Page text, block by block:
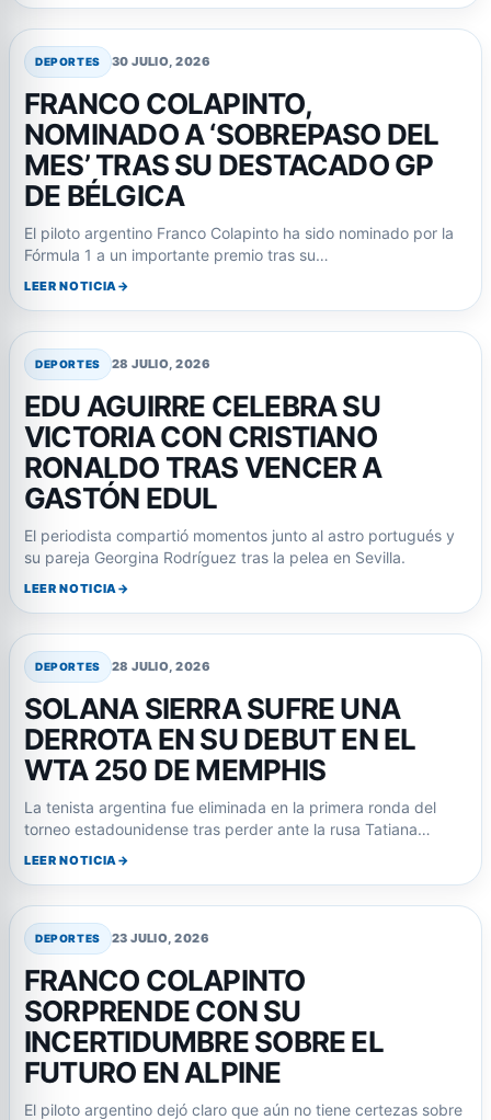
DEPORTES 30 JULIO, 2026
FRANCO COLAPINTO,
NOMINADO A ‘SOBREPASO DEL
MES’ TRAS SU DESTACADO GP
DE BÉLGICA
El piloto argentino Franco Colapinto ha sido nominado por la
Fórmula 1 a un importante premio tras su…
LEER NOTICIA
DEPORTES 28 JULIO, 2026
EDU AGUIRRE CELEBRA SU
VICTORIA CON CRISTIANO
RONALDO TRAS VENCER A
GASTÓN EDUL
El periodista compartió momentos junto al astro portugués y
su pareja Georgina Rodríguez tras la pelea en Sevilla.
LEER NOTICIA
DEPORTES 28 JULIO, 2026
SOLANA SIERRA SUFRE UNA
DERROTA EN SU DEBUT EN EL
WTA 250 DE MEMPHIS
La tenista argentina fue eliminada en la primera ronda del
torneo estadounidense tras perder ante la rusa Tatiana…
LEER NOTICIA
DEPORTES 23 JULIO, 2026
FRANCO COLAPINTO
SORPRENDE CON SU
INCERTIDUMBRE SOBRE EL
FUTURO EN ALPINE
El piloto argentino dejó claro que aún no tiene certezas sobre